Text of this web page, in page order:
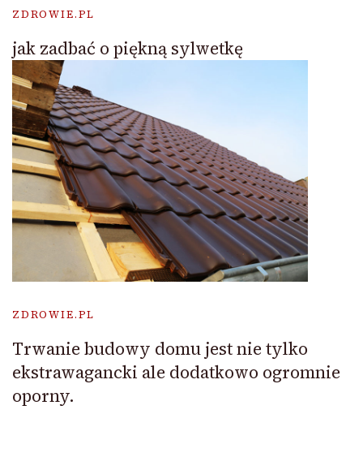
ZDROWIE.PL
jak zadbać o piękną sylwetkę
ZDROWIE.PL
Trwanie budowy domu jest nie tylko
ekstrawagancki ale dodatkowo ogromnie
oporny.